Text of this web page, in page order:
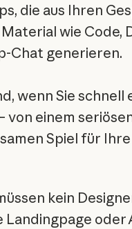
die aus Ihren
wie Code,
Chat generieren.
wenn Sie schnell
einem
Spiel für
kein
Landingpage oder